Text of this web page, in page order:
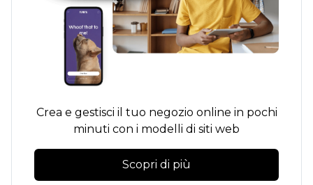
Crea e gestisci il tuo negozio online in pochi
minuti con i modelli di siti web
Scopri di più